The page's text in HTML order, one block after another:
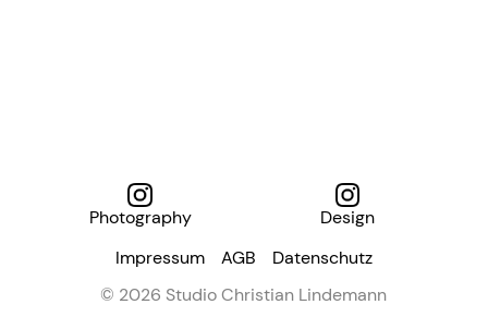
Photography
Design
Impressum
AGB
Datenschutz
© 2026 Studio Christian Lindemann